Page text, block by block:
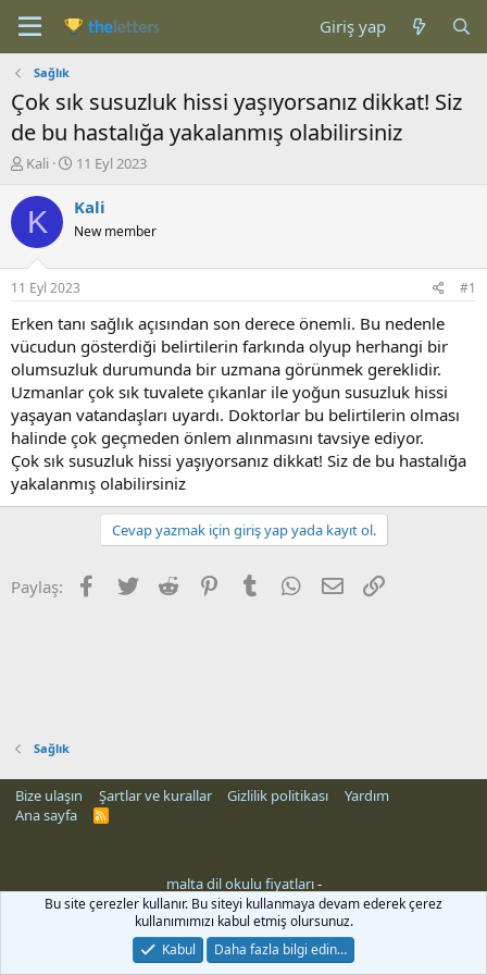
Giriş yap
Sağlık
Çok sık susuzluk hissi yaşıyorsanız dikkat! Siz
de bu hastalığa yakalanmış olabilirsiniz
K
n
b
u
u
b
a
ş
l
a
t
a
n
Kali
B
ş
a
g
ı
ç
a
r
i
h
i
11 Eyl 2023
K Kali
New member
11 Eyl 2023 #1
Erken tanı sağlık açısından son derece önemli. Bu nedenle
vücudun gösterdiği belirtilerin farkında olyup herhangi bir
olumsuzluk durumunda bir uzmana görünmek gereklidir.
Uzmanlar çok sık tuvalete çıkanlar ile yoğun susuzluk hissi
yaşayan vatandaşları uyardı. Doktorlar bu belirtilerin olması
halinde çok geçmeden önlem alınmasını tavsiye ediyor.
Çok sık susuzluk hissi yaşıyorsanız dikkat! Siz de bu hastalığa
yakalanmış olabilirsiniz
Cevap yazmak için giriş yap yada kayıt ol.
Paylaş: Facebook
Twitter Reddit PinterestTumblr WhatsApp
E-posta
Sağlık
Bize ulaşın Şartlar ve kurallar Gizlilik politikası
Yardım
Ana sayfa
R
malta dil okulu fiyatları-
Bu site çerezler kullanır. Bu siteyi kullanmaya devam ederek çerez
kullanımımızı kabul etmiş olursunuz.
Kabul
Daha fazla bilgi edin…